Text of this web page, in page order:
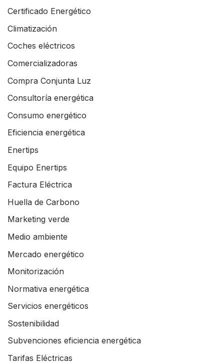
Certificado Energético
Climatización
Coches eléctricos
Comercializadoras
Compra Conjunta Luz
Consultoría energética
Consumo energético
Eficiencia energética
Enertips
Equipo Enertips
Factura Eléctrica
Huella de Carbono
Marketing verde
Medio ambiente
Mercado energético
Monitorización
Normativa energética
Servicios energéticos
Sostenibilidad
Subvenciones eficiencia energética
Tarifas Eléctricas